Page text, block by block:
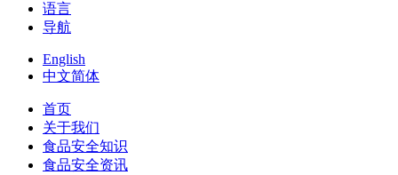
语言
导航
English
中文简体
首页
关于我们
食品安全知识
食品安全资讯